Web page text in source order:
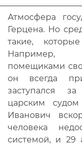
Атмосфера
Герцена. Но
такие,
Например,
помещиками
он всегда
заступался
царским
Иванович
человека
системой, и 29